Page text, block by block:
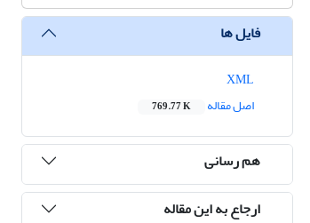
فایل ها
اصل مقاله
769.77 K
هم رسانی
ارجاع به این مقاله